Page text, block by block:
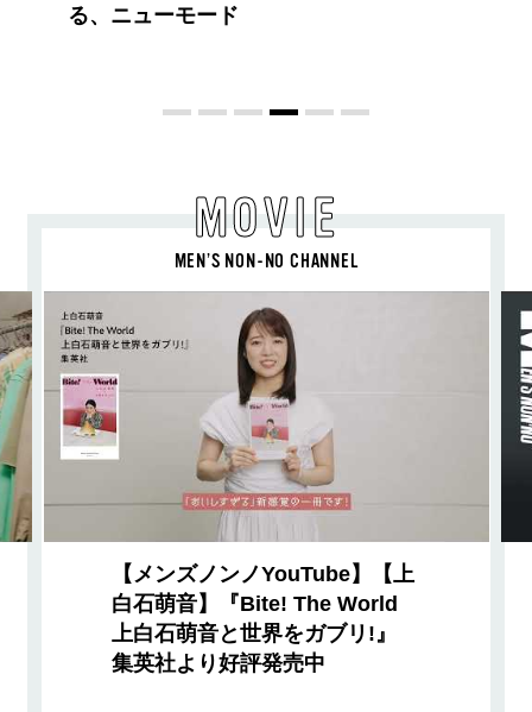
コントラストとレイヤードの先に。装う
MOVIE
MEN’S NON-NO CHANNEL
【メンズノンノYouTube】【上
白石萌音】『Bite! The World
上白石萌音と世界をガブリ!』
集英社より好評発売中